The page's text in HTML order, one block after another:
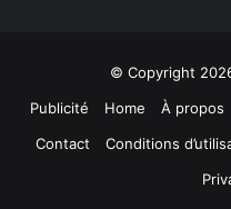
© Copyright
Publicité
Home À propos
Contact
Conditions